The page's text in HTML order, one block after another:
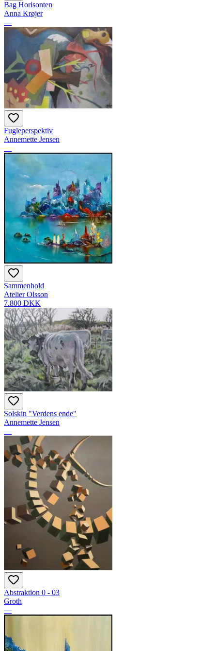
Bag Horisonten
Anna Krøjer
—
Fugleperspektiv
Annemette Jensen
—
Sammenhold
Atelier Olsson
7.800 DKK
Solskin "Verdens ende"
Annemette Jensen
—
Abstraktion 0 - 03
Groth
—